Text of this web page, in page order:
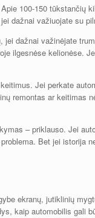
100-150 tūkstančių
dažnai važiuojate su
dažnai važinėjate
ilgesnėse kelionėse.
Jei perkate
remontas ar keitimas
– priklauso. Jei
Bet jei istorija
ekranų, jutiklinių
kaip automobilis gali